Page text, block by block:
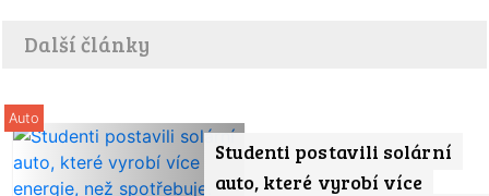
Další články
Studenti postavili solární
auto, které vyrobí více
Auto